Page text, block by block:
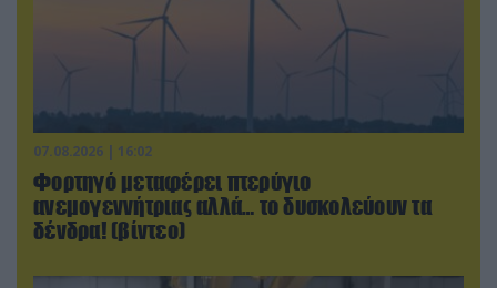
07.08.2026 | 16:02
Φορτηγό μεταφέρει πτερύγιο
ανεμογεννήτριας αλλά… το δυσκολεύουν τα
δένδρα! (βίντεο)